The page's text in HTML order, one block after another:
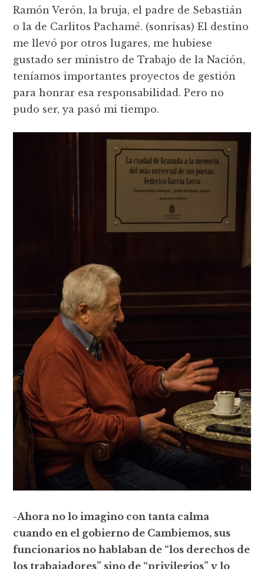
Ramón Verón, la bruja, el padre de Sebastián
o la de Carlitos Pachamé. (sonrisas) El destino
me llevó por otros lugares, me hubiese
gustado ser ministro de Trabajo de la Nación,
teníamos importantes proyectos de gestión
para honrar esa responsabilidad. Pero no
pudo ser, ya pasó mi tiempo.
-Ahora no lo imagino con tanta calma
cuando en el gobierno de Cambiemos, sus
funcionarios no hablaban de “los derechos de
los trabajadores” sino de “privilegios” y lo